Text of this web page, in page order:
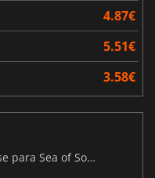
4.87€
5.51€
3.58€
Hollow Knight: Silksong prepara-se para Sea of Sorrow com um patch